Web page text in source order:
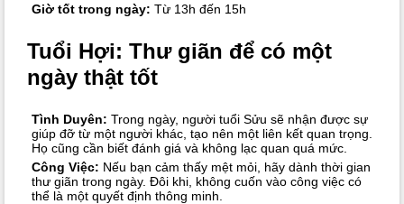
Giờ tốt trong ngày: Từ 13h đến 15h
Tuổi Hợi: Thư giãn để có một
ngày thật tốt
Tình Duyên: Trong ngày, người tuổi Sửu sẽ nhận được sự
giúp đỡ từ một người khác, tạo nên một liên kết quan trọng.
Họ cũng cần biết đánh giá và không lạc quan quá mức.
Công Việc: Nếu bạn cảm thấy mệt mỏi, hãy dành thời gian
thư giãn trong ngày. Đôi khi, không cuốn vào công việc có
thể là một quyết định thông minh.